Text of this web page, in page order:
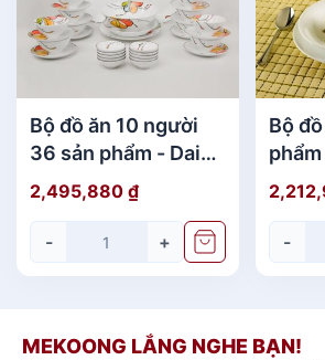
c
a
o
ấ
p
ố
l
ư
Bộ đồ ăn 10 người
36 sản phẩm - Daisy
- Bóng Bay
2,495,880 ₫
- +
Bộ
Tím
-
MEKOONG LẮNG NGHE BẠN!